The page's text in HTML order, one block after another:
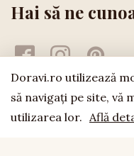
Hai să ne
Doravi.ro utilizează
să navigaţi pe site, vă
utilizarea lor. Află